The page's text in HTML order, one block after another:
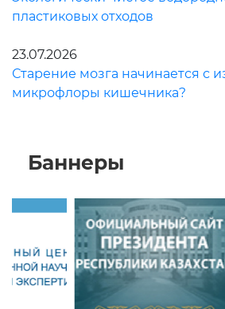
пластиковых отходов
23.07.2026
Старение мозга начинается с
микрофлоры кишечника?
Баннеры